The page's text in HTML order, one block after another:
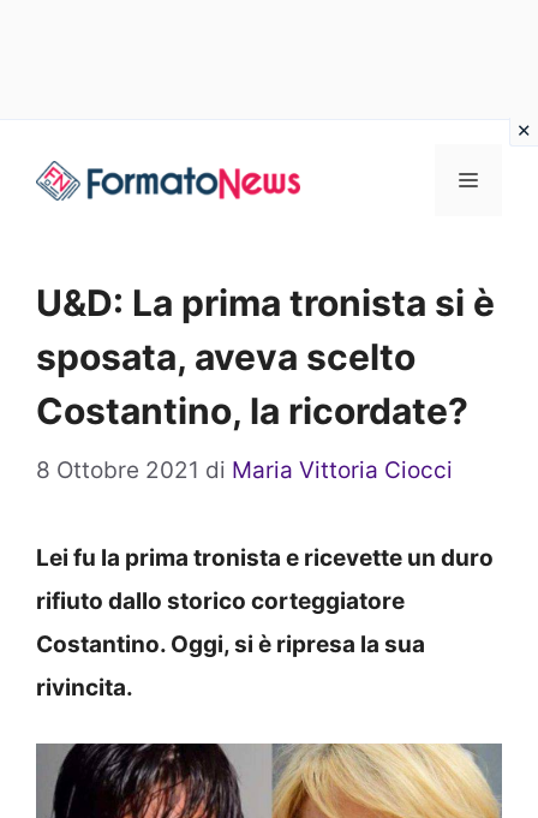
Menu
U&D: La prima tronista si è
sposata, aveva scelto
Costantino, la ricordate?
8 Ottobre 2021 di Maria Vittoria Ciocci
Lei fu la prima tronista e ricevette un duro
rifiuto dallo storico corteggiatore
Costantino. Oggi, si è ripresa la sua
rivincita.